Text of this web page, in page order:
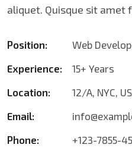
aliquet. Quisque sit amet
Position:
Web
Experience:
15+ Years
Location:
12/A, NYC,
Email:
Phone:
+123-7855-